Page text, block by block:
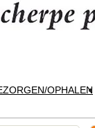
OPHALEN